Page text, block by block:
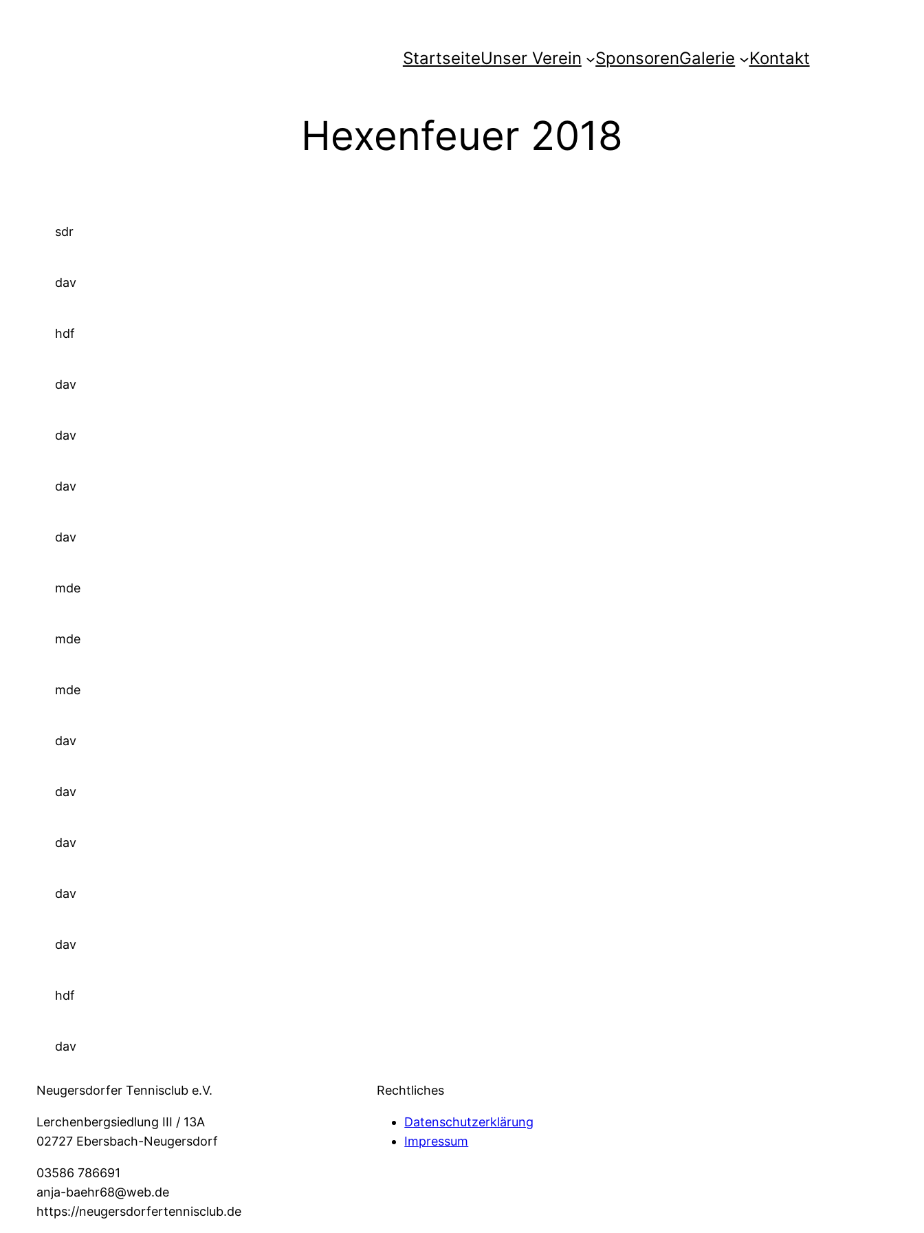
StartseiteUnser Verein SponsorenGalerie Kontakt
Hexenfeuer 2018
sdr
dav
hdf
dav
dav
dav
dav
mde
mde
mde
dav
dav
dav
dav
dav
hdf
dav
Neugersdorfer Tennisclub e.V.
Lerchenbergsiedlung III / 13A
02727 Ebersbach-Neugersdorf
03586 786691
anja-baehr68@web.de
https://neugersdorfertennisclub.de
Rechtliches
Datenschutzerklärung
Impressum